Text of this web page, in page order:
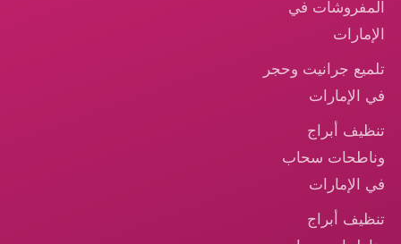
المفروشات في
الإمارات
تلميع جرانيت وحجر
في الإمارات
تنظيف أبراج
وناطحات سحاب
في الإمارات
تنظيف أبراج